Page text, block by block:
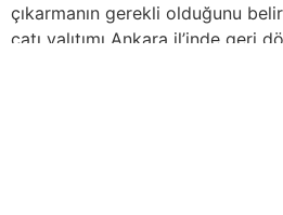
çıkarmanın gerekli olduğunu
çatı yalıtımı Ankara il’inde geri